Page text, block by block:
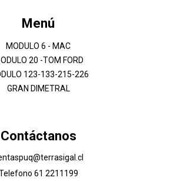
Menú
MODULO 6 - MAC
20 -TOM FORD
123-133-215-226
GRAN DIMETRAL
Contáctanos
61 2211199